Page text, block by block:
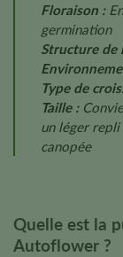
Floraison :
germination
Structure de
Type de
Taille :
un léger repli
canopée
Quelle est la
Autoflower ?